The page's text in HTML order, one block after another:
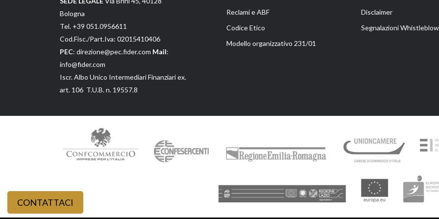
Bologna
Tel. +39 051.0956611
Cod.Fisc./Part.Iva: 02015410406
PEC: direzione@pec.fider.comMail:
info@fider.com
Iscr. Albo Unico Intermediari Finanziari ex.
art. 106 T.U.B. n. 19557.8
Reclami e ABF
Codice Etico
Modello organizzativo 231/01
Disclaimer
Segnalazioni
CONTATTACI